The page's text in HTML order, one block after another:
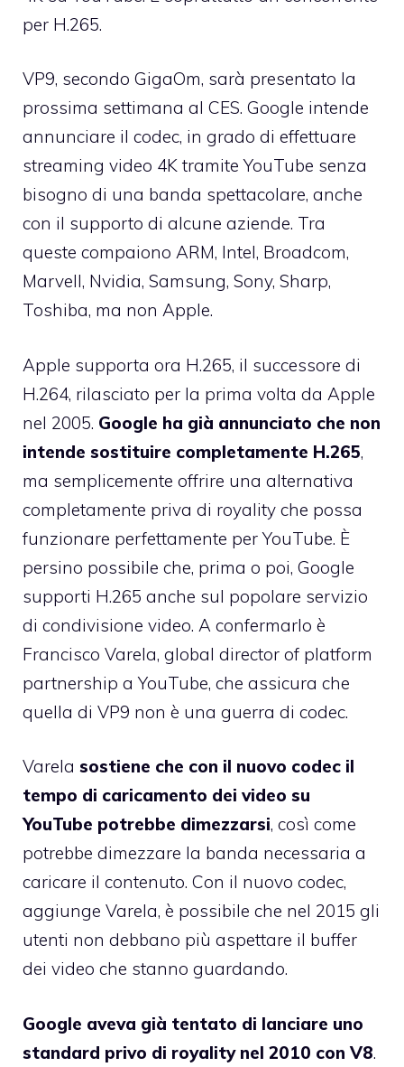
per H.265.
VP9, secondo GigaOm, sarà presentato la
prossima settimana al CES. Google intende
annunciare il codec, in grado di effettuare
streaming video 4K tramite YouTube senza
bisogno di una banda spettacolare, anche
con il supporto di alcune aziende. Tra
queste compaiono ARM, Intel, Broadcom,
Marvell, Nvidia, Samsung, Sony, Sharp,
Toshiba, ma non Apple.
Apple supporta ora H.265, il successore di
H.264, rilasciato per la prima volta da Apple
nel 2005. Google ha già annunciato che non
intende sostituire completamente H.265,
ma semplicemente offrire una alternativa
completamente priva di royality che possa
funzionare perfettamente per YouTube. È
persino possibile che, prima o poi, Google
supporti H.265 anche sul popolare servizio
di condivisione video. A confermarlo è
Francisco Varela, global director of platform
partnership a YouTube, che assicura che
quella di VP9 non è una guerra di codec.
Varela sostiene che con il nuovo codec il
tempo di caricamento dei video su
YouTube potrebbe dimezzarsi, così come
potrebbe dimezzare la banda necessaria a
caricare il contenuto. Con il nuovo codec,
aggiunge Varela, è possibile che nel 2015 gli
utenti non debbano più aspettare il buffer
dei video che stanno guardando.
Google aveva già tentato di lanciare uno
standard privo di royality nel 2010 con V8.